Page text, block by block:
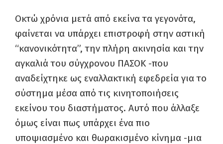
Οκτώ χρόνια μετά από εκείνα τα γεγονότα,
φαίνεται να υπάρχει επιστροφή στην αστική
“κανονικότητα”, την πλήρη ακινησία και την
αγκαλιά του σύγχρονου ΠΑΣΟΚ -που
αναδείχτηκε ως εναλλακτική εφεδρεία για το
σύστημα μέσα από τις κινητοποιήσεις
εκείνου του διαστήματος. Αυτό που άλλαξε
όμως είναι πως υπάρχει ένα πιο
υποψιασμένο και θωρακισμένο κίνημα -μια